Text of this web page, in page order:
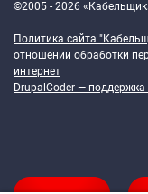
©2005 - 2026
Политика сайта
отношении обработки
интернет
DrupalCoder — поддержка